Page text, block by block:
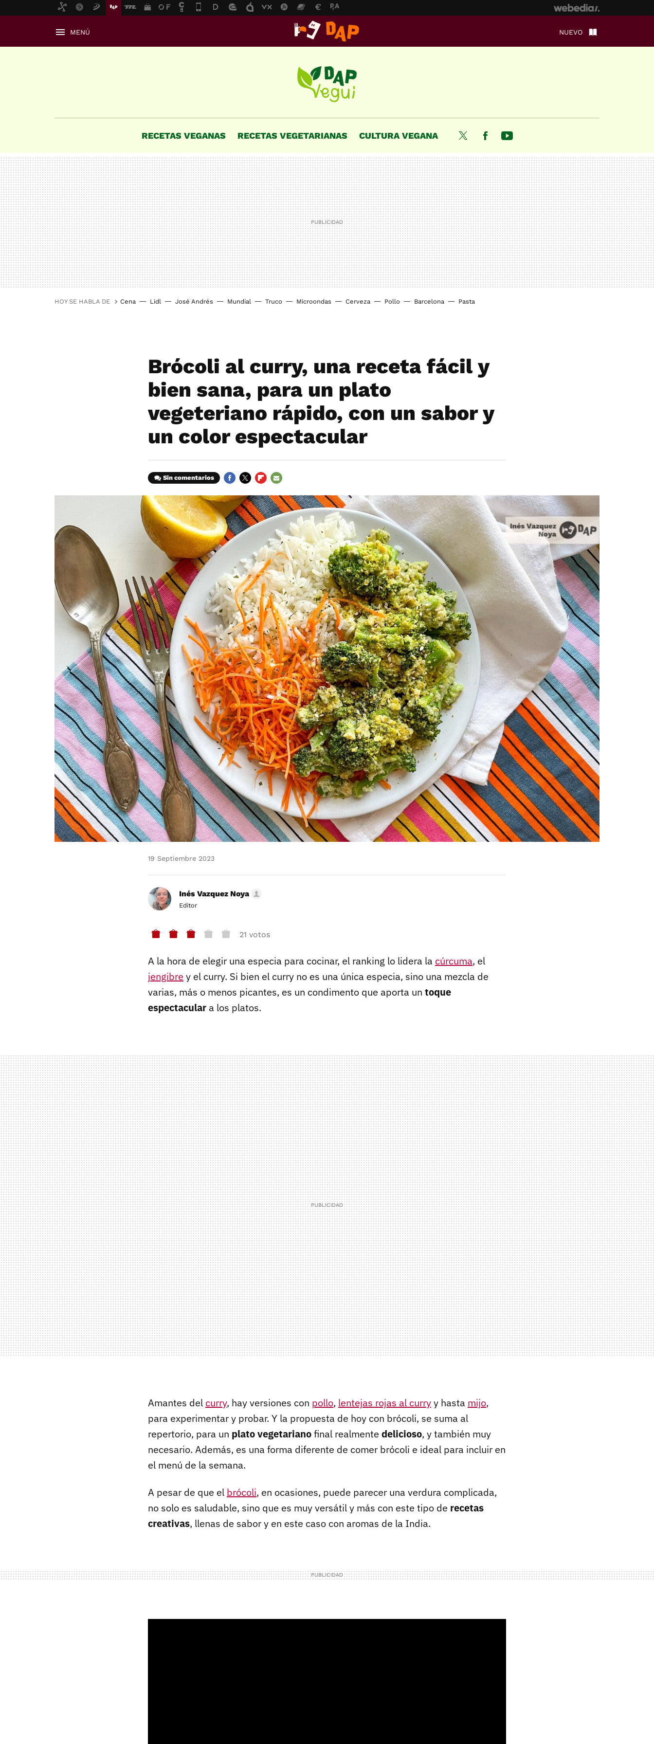
MENÚ NUEVO
RECETAS VEGANAS RECETAS VEGETARIANAS CULTURA VEGANA Twitter FacebookYoutube
HOY SE HABLA DE Cena Lidl José Andrés Mundial Truco Microondas Cerveza Pollo Barcelona Pasta
Brócoli al curry, una receta fácil y
bien sana, para un plato
vegeteriano rápido, con un sabor y
un color espectacular
Sin comentarios
MAIL
19 Septiembre 2023
Inés Vazquez Noya
Editor
21 votos
A la hora de elegir una especia para cocinar, el ranking lo lidera la cúrcuma, el
jengibre y el curry. Si bien el curry no es una única especia, sino una mezcla de
varias, más o menos picantes, es un condimento que aporta un toque
espectacular a los platos.
Amantes del curry, hay versiones con pollo, lentejas rojas al curryy hasta mijo,
para experimentar y probar. Y la propuesta de hoy con brócoli, se suma al
repertorio, para un plato vegetarianofinal realmente delicioso, y también muy
necesario. Además, es una forma diferente de comer brócoli e ideal para incluir en
el menú de la semana.
A pesar de que el brócoli, en ocasiones, puede parecer una verdura complicada,
no solo es saludable, sino que es muy versátil y más con este tipo de recetas
creativas, llenas de sabor y en este caso con aromas de la India.